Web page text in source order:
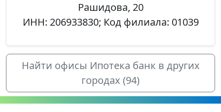
Рашидова, 20
ИНН: 206933830; Код филиала: 01039
Найти офисы Ипотека банк в других
городах (94)